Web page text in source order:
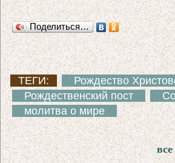
Поделиться…
ТЕГИ:
Рождество
Рождественский пост
молитва о мире